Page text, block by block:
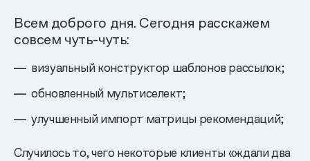
Всем доброго дня. Сегодня расскажем
совсем чуть-чуть:
визуальный конструктор шаблонов рассылок;
обновленный мультиселект;
улучшенный импорт матрицы рекомендаций;
Случилось то, чего некоторые клиенты «ждали два